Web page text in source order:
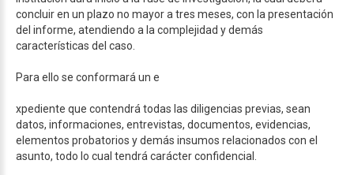
concluir en un plazo no mayor a tres meses, con la presentación
del informe, atendiendo a la complejidad y demás
características del caso.
Para ello se conformará un e
xpediente que contendrá todas las diligencias previas, sean
datos, informaciones, entrevistas, documentos, evidencias,
elementos probatorios y demás insumos relacionados con el
asunto, todo lo cual tendrá carácter confidencial.